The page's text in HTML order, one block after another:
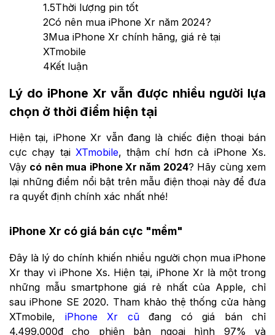
1.5Thời lượng pin tốt
2Có nên mua iPhone Xr năm 2024?
3Mua iPhone Xr chính hãng, giá rẻ tại
XTmobile
4Kết luận
Lý do iPhone Xr vẫn được nhiều người lựa
chọn ở thời điểm hiện tại
Hiện tại, iPhone Xr vẫn đang là chiếc điện thoại bán
cực chạy tại XTmobile, thậm chí hơn cả iPhone Xs.
Vậy có nên mua iPhone Xr năm 2024? Hãy cùng xem
lại những điểm nổi bật trên mẫu điện thoại này để đưa
ra quyết định chính xác nhất nhé!
iPhone Xr có giá bán cực "mềm"
Đây là lý do chính khiến nhiều người chọn mua iPhone
Xr thay vì iPhone Xs. Hiện tại, iPhone Xr là một trong
những mẫu smartphone giá rẻ nhất của Apple, chỉ
sau iPhone SE 2020. Tham khảo thệ thống cửa hàng
XTmobile, iPhone Xr cũđang có giá bán chỉ
4.499.000đ cho phiên bản ngoại hình 97% và